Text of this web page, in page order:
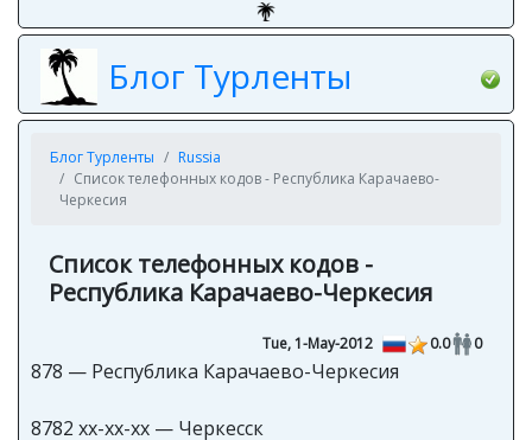
Блог Турленты
Блог Турленты
Russia
Список телефонных кодов - Республика Карачаево-
Черкесия
Список телефонных кодов -
Республика Карачаево-Черкесия
Tue, 1-May-2012 0.0 0
878 — Республика Карачаево-Черкесия
8782 xx-xx-xx — Черкесск